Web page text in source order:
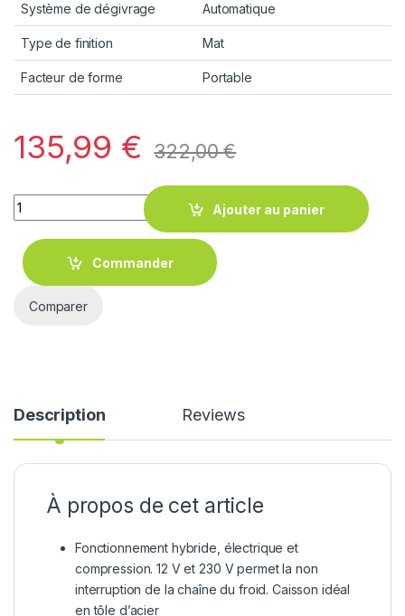
Système de dégivrage Automatique
Type de finition Mat
Facteur de forme Portable
135,99 € 322,00€
Quantity
Ajouter au panier
Commander
Comparer
Description Reviews
À propos de cet article
Fonctionnement hybride, électrique et
compression. 12 V et 230 V permet la non
interruption de la chaîne du froid. Caisson idéal
en tôle d’acier